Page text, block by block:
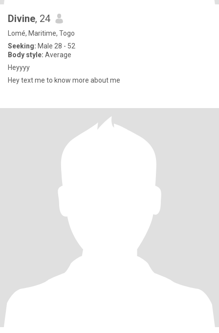
Divine, 24
Lomé, Maritime, Togo
Seeking: Male 28 - 52
Body style: Average
Heyyyy
Hey text me to know more about me